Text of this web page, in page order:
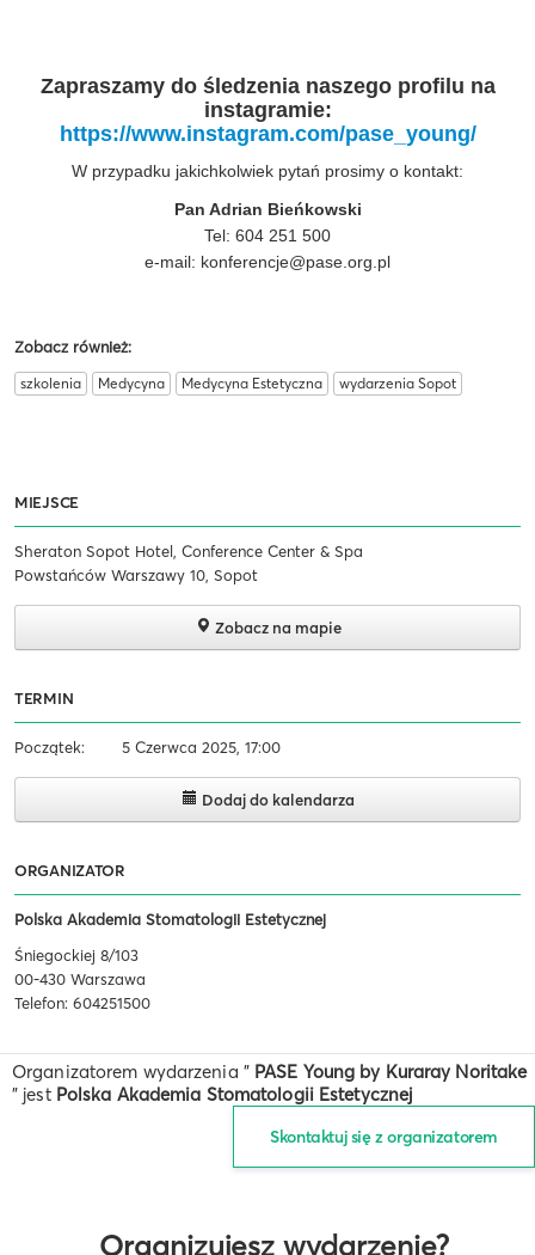
Zapraszamy do śledzenia naszego profilu na
instagramie:
https://www.instagram.com/pase_young/
W przypadku jakichkolwiek pytań prosimy o kontakt:
Pan Adrian Bieńkowski
Tel: 604 251 500
e-mail: konferencje@pase.org.pl
Zobacz również:
szkolenia Medycyna Medycyna Estetyczna wydarzenia Sopot
MIEJSCE
Sheraton Sopot Hotel, Conference Center & Spa
Powstańców Warszawy 10, Sopot
Zobacz na mapie
TERMIN
Początek: 5 Czerwca 2025, 17:00
Dodaj do kalendarza
ORGANIZATOR
Polska Akademia Stomatologii Estetycznej
Śniegockiej 8/103
00-430 Warszawa
Telefon: 604251500
Organizatorem wydarzenia " PASE Young by Kuraray Noritake
" jest Polska Akademia Stomatologii Estetycznej
Skontaktuj się z organizatorem
Organizujesz wydarzenie?